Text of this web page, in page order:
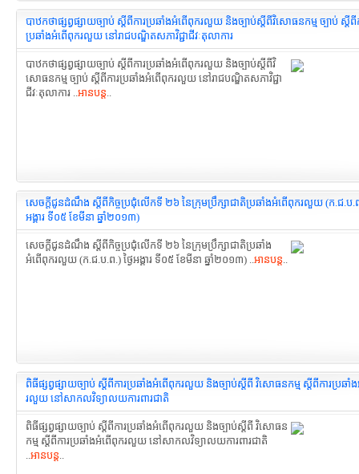
បាឋកថាផ្សព្វផ្សាយច្បាប់ ស្តីពីការប្រឆាំងអំពើពុករលួយ និងច្បាប់ស្តីពីវិសោធនកម្ម ច្បាប់ ស្តីពី
ប្រឆាំងអំពើពុករលួយ នៅរាជបណ្ឌិតសភាវិជ្ជាជីវៈតុលាការ
បាឋកថាផ្សព្វផ្សាយច្បាប់ ស្តីពីការប្រឆាំងអំពើពុករលួយ និងច្បាប់ស្តីពីវិ
សោធនកម្ម ច្បាប់ ស្តីពីការប្រឆាំងអំពើពុករលួយ នៅរាជបណ្ឌិតសភាវិជ្ជា
ជីវៈតុលាការ ..អានបន្ត..
សេចក្ដីជូនដំណឹង ស្ដីពីកិច្ចប្រជុំលើកទី ២៦ នៃក្រុមប្រឹក្សាជាតិប្រឆាំងអំពើពុករលួយ (ក.ជ.ប.ព
អង្គារ ទី០៥ ខែមីនា ឆ្នាំ២០១៣)
សេចក្ដីជូនដំណឹង ស្ដីពីកិច្ចប្រជុំលើកទី ២៦ នៃក្រុមប្រឹក្សាជាតិប្រឆាំង
អំពើពុករលួយ (ក.ជ.ប.ព.) ថ្ងៃអង្គារ ទី០៥ ខែមីនា ឆ្នាំ២០១៣) ..អានបន្ត..
ពិធីផ្សព្វផ្សាយច្បាប់ ស្តីពីការប្រឆាំងអំពើពុករលួយ និងច្បាប់ស្តីពី វិសោធនកម្ម ស្តីពីការប្រឆាំ
រលួយ នៅសាកលវិទ្យាលយការពារជាតិ
ពិធីផ្សព្វផ្សាយច្បាប់ ស្តីពីការប្រឆាំងអំពើពុករលួយ និងច្បាប់ស្តីពី វិសោធន
កម្ម ស្តីពីការប្រឆាំងអំពើពុករលួយ នៅសាកលវិទ្យាលយការពារជាតិ
..អានបន្ត..